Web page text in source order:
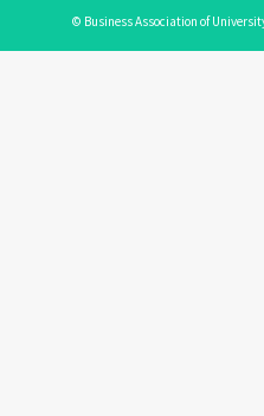
© Business Association of